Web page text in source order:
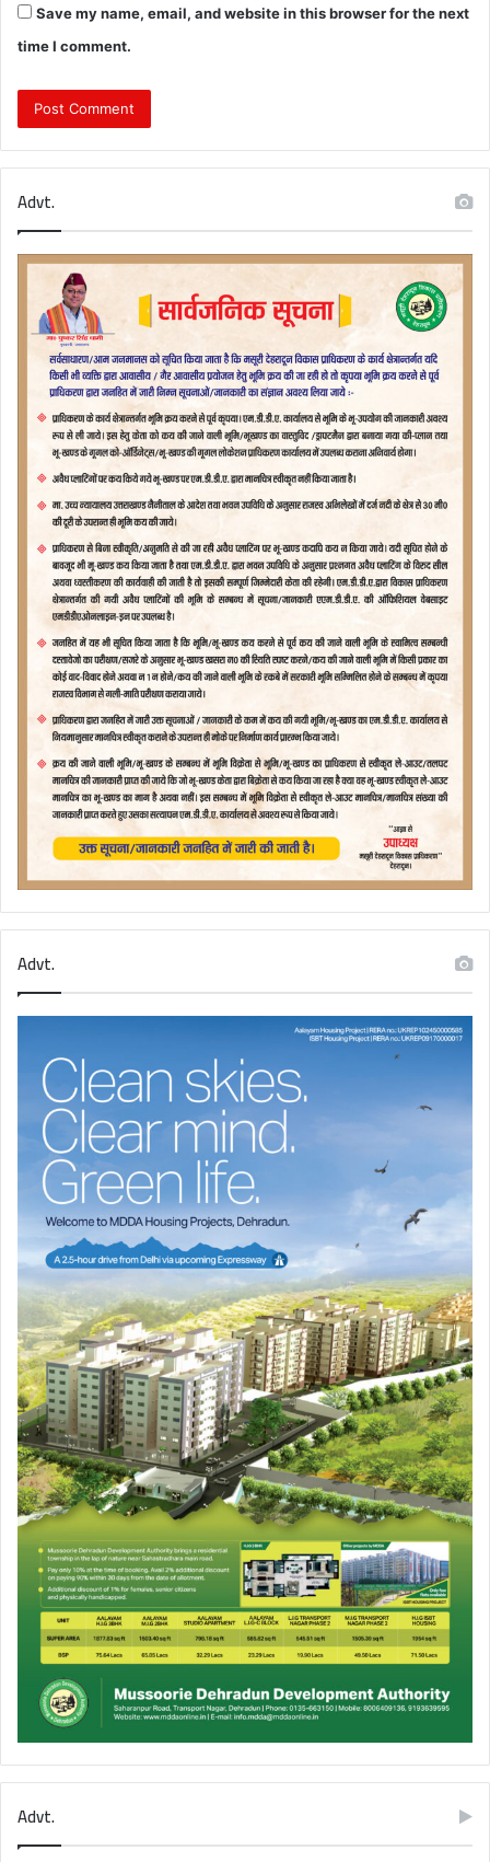
Save my name, email, and website in this browser for the next
time I comment.
Advt.
Advt.
Advt.